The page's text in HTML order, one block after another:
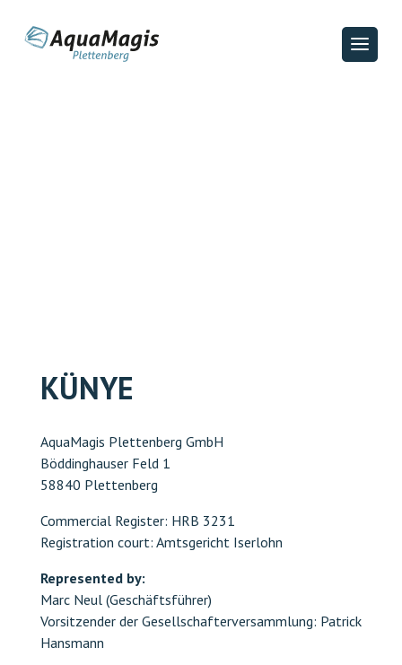
BILETLER ÇEVRIMIÇI
KÜNYE
AquaMagis Plettenberg GmbH
Böddinghauser Feld 1
58840 Plettenberg
Commercial Register: HRB 3231
Registration court: Amtsgericht Iserlohn
Represented by:
Marc Neul (Geschäftsführer)
Vorsitzender der Gesellschafterversammlung: Patrick
Hansmann